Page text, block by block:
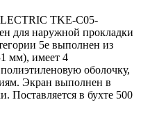
TKE-C05-
для наружной прокладки
5e выполнен из
мм), имеет 4
оболочку,
Экран выполнен в
Поставляется в бухте 500